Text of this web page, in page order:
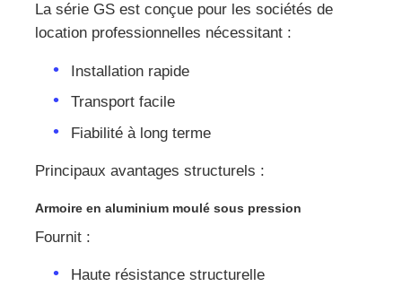
La série GS est conçue pour les sociétés de
location professionnelles nécessitant :
Installation rapide
Transport facile
Fiabilité à long terme
Principaux avantages structurels :
Armoire en aluminium moulé sous pression
Fournit :
Haute résistance structurelle